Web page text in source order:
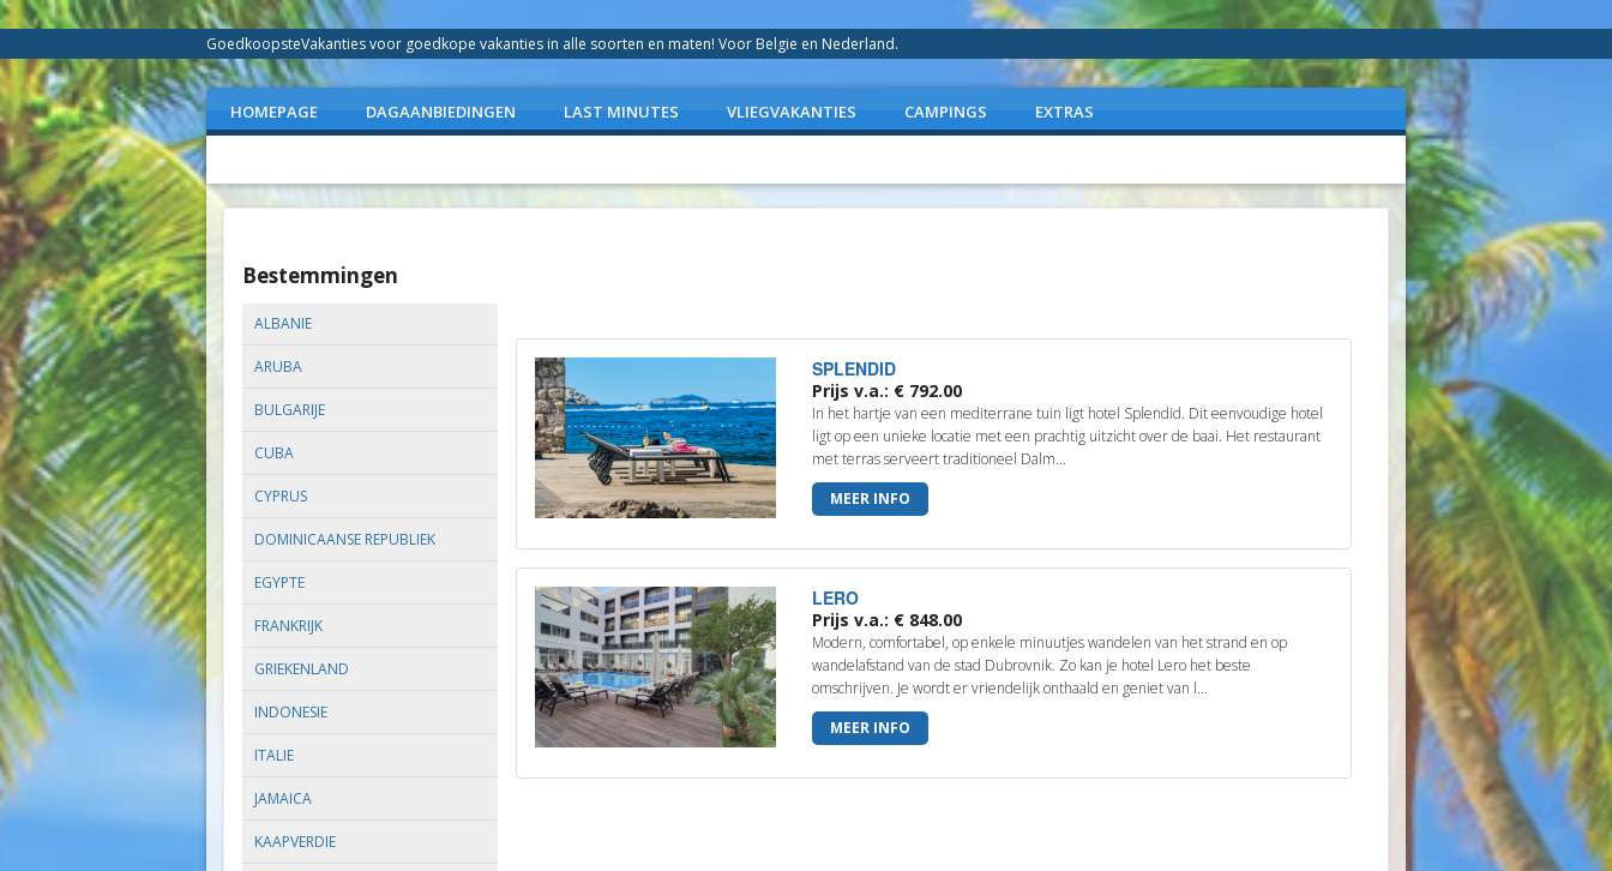
GoedkoopsteVakanties voor goedkope vakanties in alle soorten en maten! Voor Belgie en Nederland.
HOMEPAGE DAGAANBIEDINGEN LAST MINUTES VLIEGVAKANTIES CAMPINGS EXTRAS
Bestemmingen
ALBANIE
ARUBA
BULGARIJE
CUBA
CYPRUS
DOMINICAANSE REPUBLIEK
EGYPTE
FRANKRIJK
GRIEKENLAND
INDONESIE
ITALIE
JAMAICA
KAAPVERDIE
SPLENDID
Prijs v.a.: € 792.00
In het hartje van een mediterrane tuin ligt hotel Splendid. Dit eenvoudige hotel
ligt op een unieke locatie met een prachtig uitzicht over de baai. Het restaurant
met terras serveert traditioneel Dalm...
MEER INFO
LERO
Prijs v.a.: € 848.00
Modern, comfortabel, op enkele minuutjes wandelen van het strand en op
wandelafstand van de stad Dubrovnik. Zo kan je hotel Lero het beste
omschrijven. Je wordt er vriendelijk onthaald en geniet van l...
MEER INFO